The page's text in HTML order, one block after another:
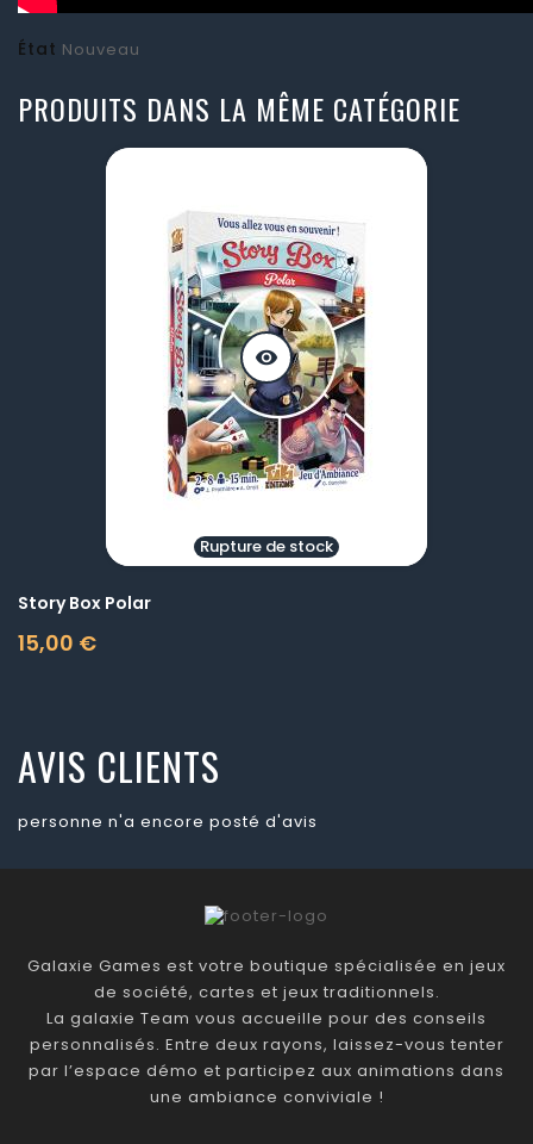
État Nouveau
PRODUITS DANS LA MÊME CATÉGORIE
visibility
Rupture de stock
Story Box Polar
15,00 €
Prix
AVIS CLIENTS
personne n'a encore posté d'avis
Galaxie Games est votre boutique spécialisée en jeux
de société, cartes et jeux traditionnels.
La galaxie Team vous accueille pour des conseils
personnalisés. Entre deux rayons, laissez-vous tenter
par l’espace démo et participez aux animations dans
une ambiance conviviale !